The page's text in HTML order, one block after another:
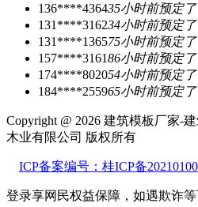
136****436435小时前预定了
131****316234小时前预定了
131****136575小时前预定了
157****316186小时前预定了
174****802054小时前预定了
184****255965小时前预定了
Copyright @ 2026 建筑模板厂家-
木业有限公司 版权所有
ICP备案编号：桂ICP备
登录享网民权益保障，如遇欺诈